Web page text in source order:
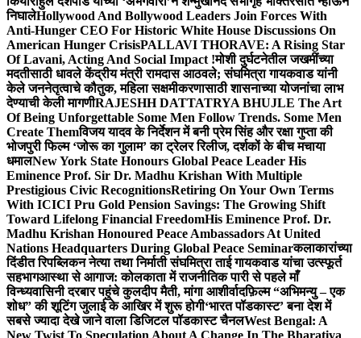
निघालेHollywood And Bollywood Leaders Join Forces With
Anti-Hunger CEO For Historic White House Discussions On
American Hunger CrisisPALLAVI THORAVE: A Rising Star
Of Lavani, Acting And Social Impact !मोशी दुर्घटनेतील जखमींच्या
मदतीसाठी धावले केंद्रीय मंत्री रामदास आठवले; संघमित्रा गायकवाड यांनी
केले जननेतृत्वाचे कौतुक, महिला सक्षमीकरणासाठी शासनाच्या योजनांचा लाभ
देण्याची केली मागणीRAJESHH DATTATRYA BHUJLE The Art
Of Being Unforgettable Some Men Follow Trends. Some Men
Create Themविजय यादव के निर्देशन में बनी प्रेम सिंह और रक्षा गुप्ता की
भोजपुरी फिल्म ‘जोरू का गुलाम’ का ट्रेलर रिलीज, दर्शकों के बीच मचाया
धमालNew York State Honours Global Peace Leader His
Eminence Prof. Sir Dr. Madhu Krishan With Multiple
Prestigious Civic RecognitionsRetiring On Your Own Terms
With ICICI Pru Gold Pension Savings: The Growing Shift
Toward Lifelong Financial FreedomHis Eminence Prof. Dr.
Madhu Krishan Honoured Peace Ambassadors At United
Nations Headquarters During Global Peace Seminarकलाकारांच्या
दिंडीत रिपब्लिकन नेत्या तथा निर्माती संघमित्रा ताई गायकवाड यांचा उत्स्फूर्त
सहभागआस्था से आगाज: कोलकाता में राजनीतिक पारी से पहले माँ
विन्ध्यवासिनी दरबार पहुंचे कुलदीप मैती, मांगा आशीर्वादफ़िल्म “अभिमन्यु – एक
शोध” की शूटिंग जुलाई के आखिर में शुरू होगी‘भारत पॉडकास्ट’ बना देश में
सबसे ज्यादा देखे जाने वाला डिजिटल पॉडकास्ट चैनलWest Bengal: A